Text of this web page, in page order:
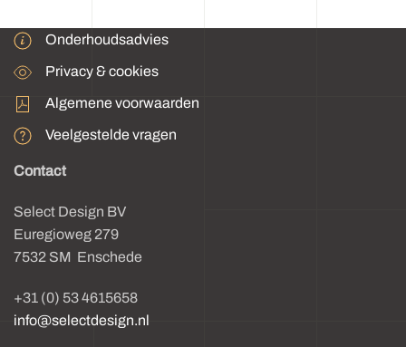
Onderhoudsadvies
Privacy & cookies
Algemene voorwaarden
Veelgestelde vragen
Contact
Select Design BV
Euregioweg 279
7532 SM Enschede
+31 (0) 53 4615658
info@selectdesign.nl